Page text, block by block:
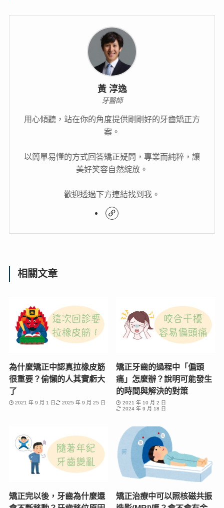
黃 淳逸
牙醫師
用心傾聽，站在你的角度提供剛剛好的牙齒矯正方
案。
以簡單易懂的方式回答矯正疑問，專業而純粹，讓
美好笑容自然綻放。
歡迎透過下方連結找到我。
相關文章
為什麼矯正中認真拉橡皮筋
很重要？偷懶的人其實虧大
了
2021 年 9 月 1 日 2025 年 9 月 25 日
矯正牙齒的過程中「偏頭
痛」怎麼辦？說明可能發生
的時間與解決的對策
2021 年 10 月 2 日
2024 年 9 月 18 日
矯正完以後，牙齒為什麼還
矯正治療中可以照核磁共振